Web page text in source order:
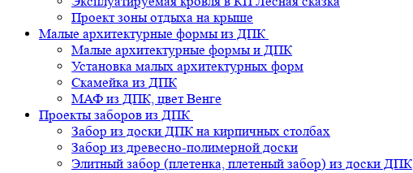
Проект зоны отдыха на крыше
Малые архитектурные формы из ДПК
Малые архитектурные формы и ДПК
Установка малых архитектурных форм
Скамейка из ДПК
МАФ из ДПК, цвет Венге
Проекты заборов из ДПК
Забор из доски ДПК на кирпичных столбах
Забор из древесно-полимерной доски
Элитный забор (плетенка, плетеный забор) из доски ДПК